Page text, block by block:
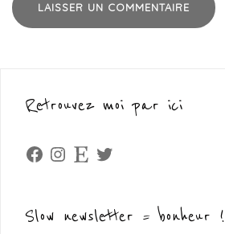
Retrouvez moi par ici
Facebook
Instagram
Etsy Twitter
Slow newsletter = bonheur !